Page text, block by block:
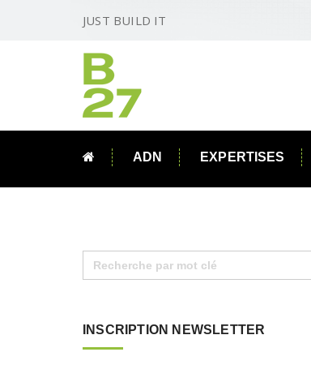
JUST BUILD IT
ADN EXPERTISES
Search
for:
INSCRIPTION NEWSLETTER